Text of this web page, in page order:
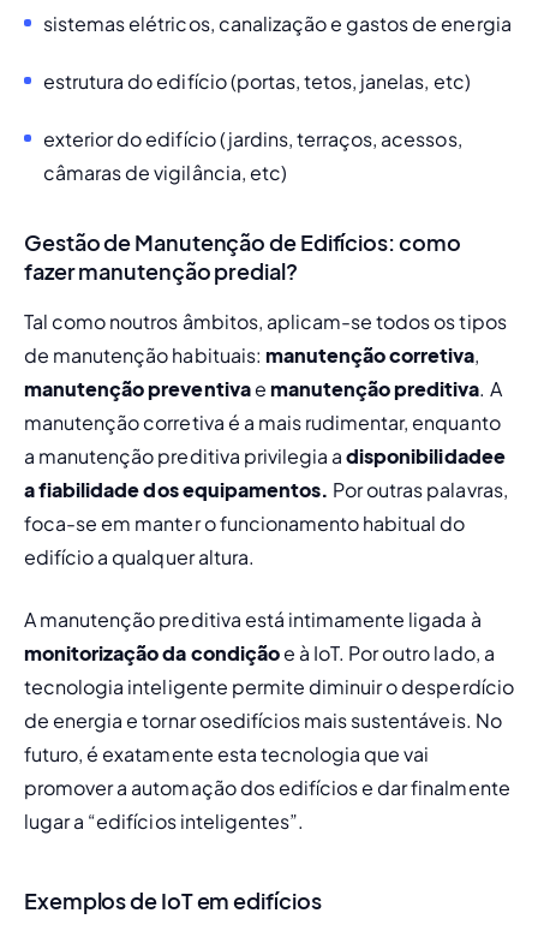
sistemas elétricos, canalização e gastos de energia
estrutura do edifício (portas, tetos, janelas, etc)
exterior do edifício (jardins, terraços, acessos,
câmaras de vigilância, etc)
Gestão de Manutenção de Edifícios: como
fazer manutenção predial?
Tal como noutros âmbitos, aplicam-se todos os tipos
de manutenção habituais: manutenção corretiva
manutenção preventiva e manutenção preditiva. A
manutenção corretiva é a mais rudimentar, enquanto
a manutenção preditiva privilegia a disponibilidadee
a fiabilidade dos equipamentos. Por outras palavras,
foca-se em manter o funcionamento habitual do
edifício a qualquer altura.
monitorização da condição e à IoT. Por outro lado, a
tecnologia inteligente permite diminuir o desperdício
de energia e tornar osedifícios mais sustentáveis. No
futuro, é exatamente esta tecnologia que vai
promover a automação dos edifícios e dar finalmente
lugar a “edifícios inteligentes”.
Exemplos de IoT em edifícios